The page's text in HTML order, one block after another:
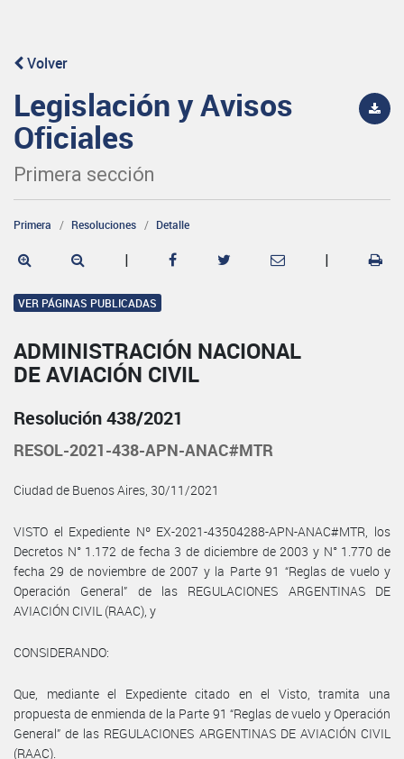
Volver
Legislación y Avisos
Oficiales
Primera sección
Primera Resoluciones Detalle
| |
VER PÁGINAS PUBLICADAS
ADMINISTRACIÓN NACIONAL
DE AVIACIÓN CIVIL
Resolución 438/2021
RESOL-2021-438-APN-ANAC#MTR
Ciudad de Buenos Aires, 30/11/2021
VISTO el Expediente Nº EX-2021-43504288-APN-ANAC#MTR, los
Decretos N° 1.172 de fecha 3 de diciembre de 2003 y N° 1.770 de
fecha 29 de noviembre de 2007 y la Parte 91 “Reglas de vuelo y
Operación General” de las REGULACIONES ARGENTINAS DE
AVIACIÓN CIVIL (RAAC), y
CONSIDERANDO:
Que, mediante el Expediente citado en el Visto, tramita una
propuesta de enmienda de la Parte 91 “Reglas de vuelo y Operación
General” de las REGULACIONES ARGENTINAS DE AVIACIÓN CIVIL
(RAAC).